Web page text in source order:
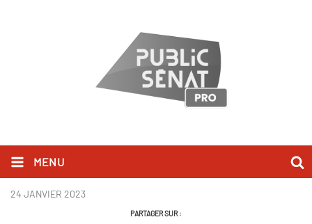
MENU
Olivier Faure - BCVO.PNG
24 JANVIER 2023
PARTAGER SUR :